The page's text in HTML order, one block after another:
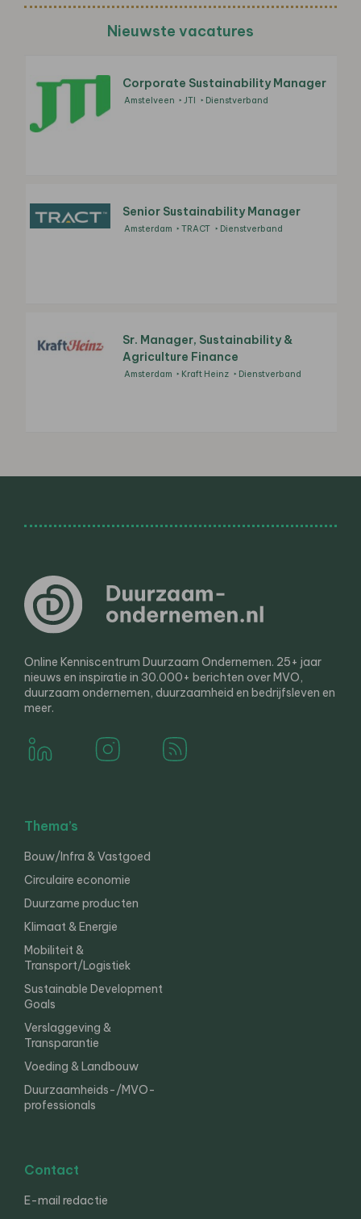
Nieuwste vacatures
Corporate Sustainability Manager
Amstelveen JTI Dienstverband
Senior Sustainability Manager
Amsterdam TRACT Dienstverband
Sr. Manager, Sustainability &
Agriculture Finance
Amsterdam Kraft Heinz Dienstverband
Online Kenniscentrum Duurzaam Ondernemen. 25+ jaar
nieuws en inspiratie in 30.000+ berichten over MVO,
duurzaam ondernemen, duurzaamheid en bedrijfsleven en
meer.
Thema’s
Bouw/Infra & Vastgoed
Circulaire economie
Duurzame producten
Klimaat & Energie
Mobiliteit &
Transport/Logistiek
Sustainable Development
Goals
Verslaggeving &
Transparantie
Voeding & Landbouw
Duurzaamheids-/MVO-
professionals
Contact
E-mail redactie